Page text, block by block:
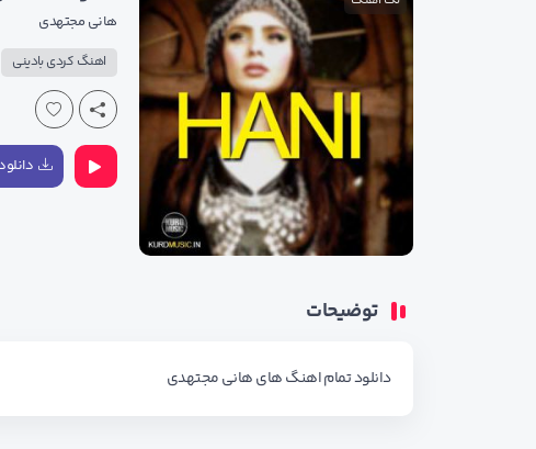
هانی مجتهدی
اهنگ کردی بادینی
توضیحات
دانلود تمام اهنگ هایهانی مجتهدی